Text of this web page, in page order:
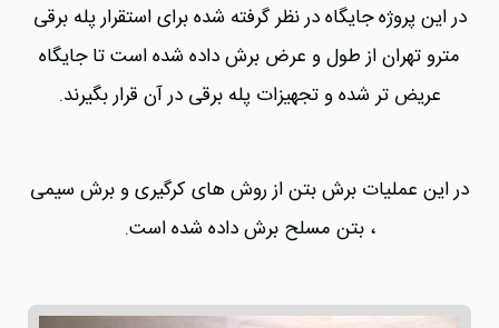
در این پروژه جایگاه در نظر گرفته شده برای استقرار پله برقی
مترو تهران از طول و عرض برش داده شده است تا جایگاه
عریض تر شده و تجهیزات پله برقی در آن قرار بگیرند.
در این عملیات برش بتن از روش های کرگیری و برش سیمی
، بتن مسلح برش داده شده است.